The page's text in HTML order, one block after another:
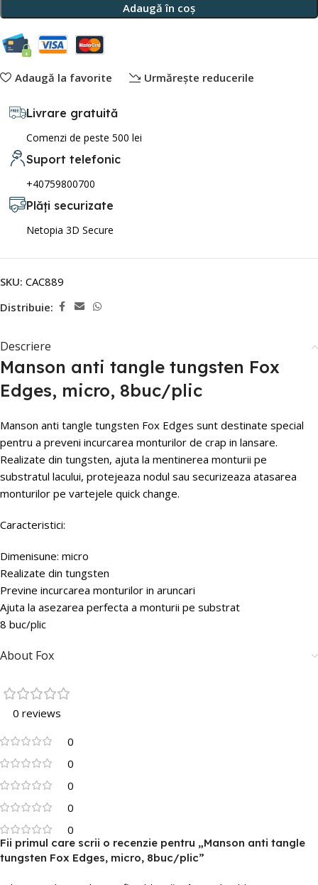
Adaugă în coș
Adaugă la favorite Urmărește reducerile
Livrare gratuită
Comenzi de peste 500 lei
Suport telefonic
+40759800700
Plăți securizate
Netopia 3D Secure
SKU: CAC889
Distribuie:
Descriere
Manson anti tangle tungsten Fox
Edges, micro, 8buc/plic
Manson anti tangle tungsten Fox Edges sunt destinate special
pentru a preveni incurcarea monturilor de crap in lansare.
Realizate din tungsten, ajuta la mentinerea monturii pe
substratul lacului, protejeaza nodul sau securizeaza atasarea
monturilor pe vartejele quick change.
Caracteristici:
Dimenisune: micro
Realizate din tungsten
Previne incurcarea monturilor in aruncari
Ajuta la asezarea perfecta a monturii pe substrat
8 buc/plic
About Fox
0 reviews
0
0
0
0
0
Fii primul care scrii o recenzie pentru „Manson anti tangle
tungsten Fox Edges, micro, 8buc/plic”